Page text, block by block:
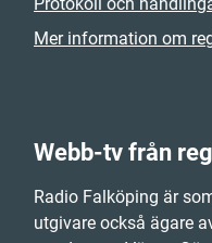
Protokoll och
Mer information om
Webb-tv från
Radio Falköping är
utgivare också ägare